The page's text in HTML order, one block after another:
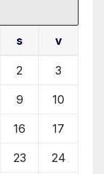
s v
2 3
9 10
16 17
23 24